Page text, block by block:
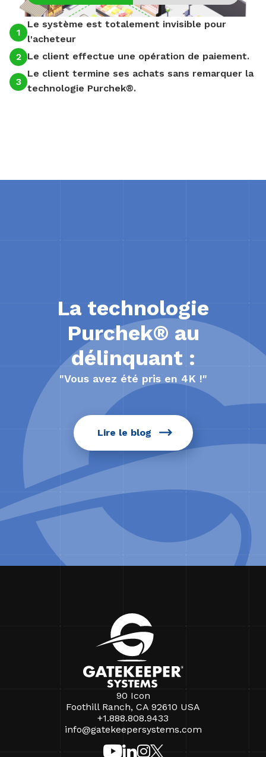
1
Le système est totalement invisible pour
l'acheteur
2
Le client effectue une opération de paiement.
3
Le client termine ses achats sans remarquer la
technologie Purchek®.
1
2
3
La technologie
Purchek® au
délinquant :
"Vous avez été pris en 4K !"
Lire le blog
90 Icon
Foothill Ranch, CA 92610 USA
+1.888.808.9433
info@gatekeepersystems.com